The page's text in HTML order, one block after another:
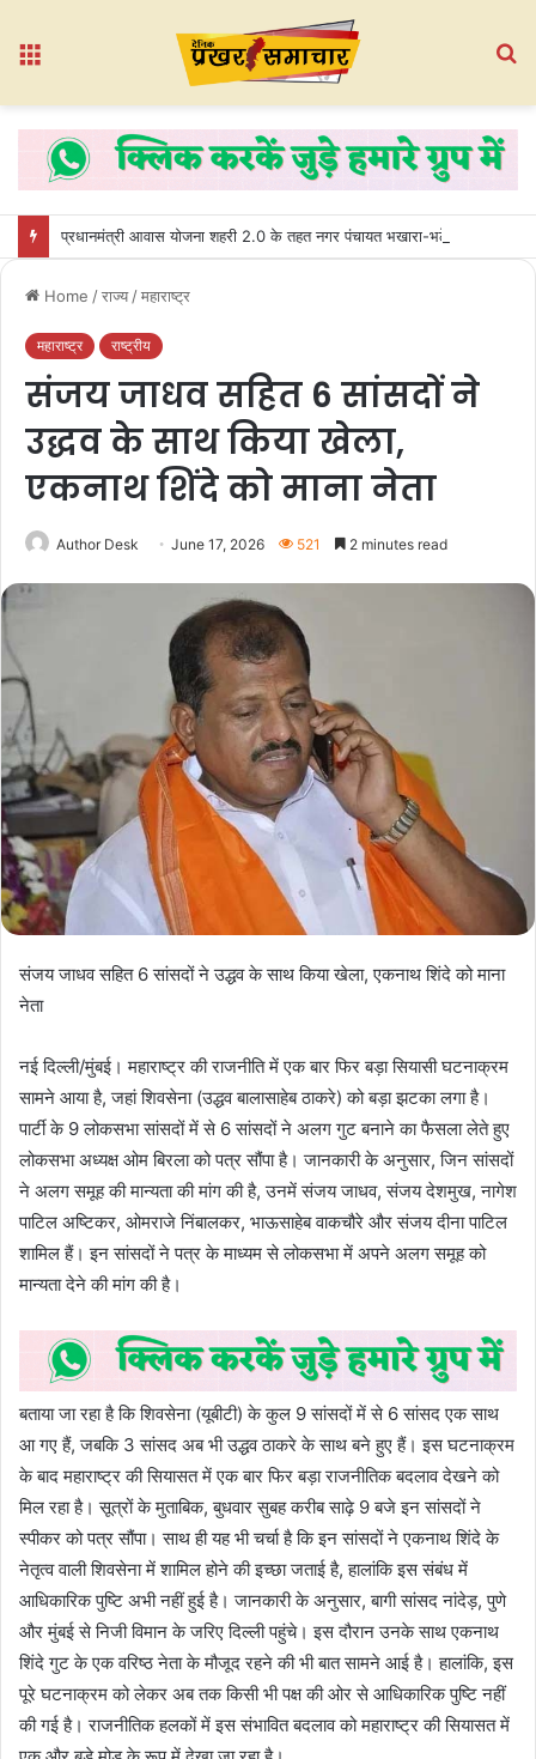
Home /राज्य/महाराष्ट्र
महाराष्ट्र राष्ट्रीय
संजय जाधव सहित 6 सांसदों ने
उद्धव के साथ किया खेला,
एकनाथ शिंदे को माना नेता
Author Desk June 17, 2026 521 2 minutes read
संजय जाधव सहित 6 सांसदों ने उद्धव के साथ किया खेला, एकनाथ शिंदे को माना
नेता
नई दिल्ली/मुंबई। महाराष्ट्र की राजनीति में एक बार फिर बड़ा सियासी घटनाक्रम
सामने आया है, जहां शिवसेना (उद्धव बालासाहेब ठाकरे) को बड़ा झटका लगा है।
पार्टी के 9 लोकसभा सांसदों में से 6 सांसदों ने अलग गुट बनाने का फैसला लेते हुए
लोकसभा अध्यक्ष ओम बिरला को पत्र सौंपा है। जानकारी के अनुसार, जिन सांसदों
ने अलग समूह की मान्यता की मांग की है, उनमें संजय जाधव, संजय देशमुख, नागेश
पाटिल अष्टिकर, ओमराजे निंबालकर, भाऊसाहेब वाकचौरे और संजय दीना पाटिल
शामिल हैं। इन सांसदों ने पत्र के माध्यम से लोकसभा में अपने अलग समूह को
मान्यता देने की मांग की है।
बताया जा रहा है कि शिवसेना (यूबीटी) के कुल 9 सांसदों में से 6 सांसद एक साथ
आ गए हैं, जबकि 3 सांसद अब भी उद्धव ठाकरे के साथ बने हुए हैं। इस घटनाक्रम
के बाद महाराष्ट्र की सियासत में एक बार फिर बड़ा राजनीतिक बदलाव देखने को
मिल रहा है। सूत्रों के मुताबिक, बुधवार सुबह करीब साढ़े 9 बजे इन सांसदों ने
स्पीकर को पत्र सौंपा। साथ ही यह भी चर्चा है कि इन सांसदों ने एकनाथ शिंदे के
नेतृत्व वाली शिवसेना में शामिल होने की इच्छा जताई है, हालांकि इस संबंध में
आधिकारिक पुष्टि अभी नहीं हुई है। जानकारी के अनुसार, बागी सांसद नांदेड़, पुणे
और मुंबई से निजी विमान के जरिए दिल्ली पहुंचे। इस दौरान उनके साथ एकनाथ
शिंदे गुट के एक वरिष्ठ नेता के मौजूद रहने की भी बात सामने आई है। हालांकि, इस
पूरे घटनाक्रम को लेकर अब तक किसी भी पक्ष की ओर से आधिकारिक पुष्टि नहीं
की गई है। राजनीतिक हलकों में इस संभावित बदलाव को महाराष्ट्र की सियासत में